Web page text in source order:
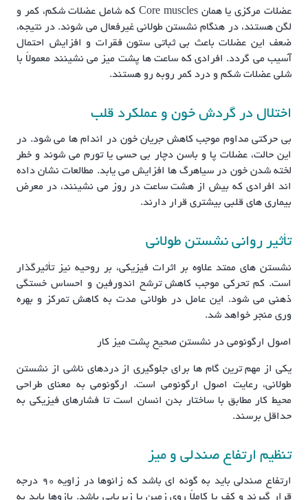
عضلات مرکزی یا همان Core muscles که شامل عضلات شکم، کمر و
لگن هستند، در هنگام نشستن طولانی غیرفعال می شوند. در نتیجه،
ضعف این عضلات باعث بی ثباتی ستون فقرات و افزایش احتمال
آسیب می گردد. افرادی که ساعت ها پشت میز می نشینند معمولاً با
شلی عضلات شکم و درد کمر روبه رو هستند.
اختلال در گردش خون و عملکرد قلب
بی حرکتی مداوم موجب کاهش جریان خون در اندام ها می شود. در
این حالت، عضلات پا و باسن دچار بی حسی یا تورم می شوند و خطر
لخته شدن خون در سیاهرگ ها افزایش می یابد. مطالعات نشان داده
اند افرادی که بیش از هشت ساعت در روز می نشینند، در معرض
بیماری های قلبی بیشتری قرار دارند.
تأثیر روانی نشستن طولانی
نشستن های ممتد علاوه بر اثرات فیزیکی، بر روحیه نیز تأثیرگذار
است. کم تحرکی موجب کاهش ترشح اندورفین و احساس خستگی
ذهنی می شود. این عامل در طولانی مدت به کاهش تمرکز و بهره
وری منجر خواهد شد.
اصول ارگونومی در نشستن صحیح پشت میز کار
یکی از مهم ترین گام ها برای جلوگیری از دردهای ناشی از نشستن
طولانی، رعایت اصول ارگونومی است. ارگونومی به معنای طراحی
محیط کار مطابق با ساختار بدن انسان است تا فشارهای فیزیکی به
حداقل برسند.
تنظیم ارتفاع صندلی و میز
ارتفاع صندلی باید به گونه ای باشد که زانوها در زاویه ۹۰ درجه
قرار گیرند و کف پا کاملاً روی زمین یا زیرپایی باشد. بازوها باید به